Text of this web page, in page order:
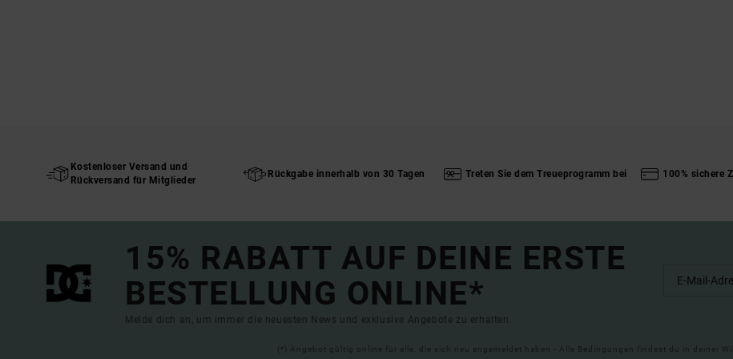
Kostenloser Versand und
Rückversand für Mitglieder
Rückgabe innerhalb von 30 Tagen Treten Sie dem Treueprogramm bei 100% sichere
15% RABATT AUF DEINE ERSTE
BESTELLUNG ONLINE*
Melde dich an, um immer die neuesten News und exklusive Angebote zu erhalten.
(*) Angebot gültig online für alle, die sich neu angemeldet haben - Alle Bedingungen findest du in deiner